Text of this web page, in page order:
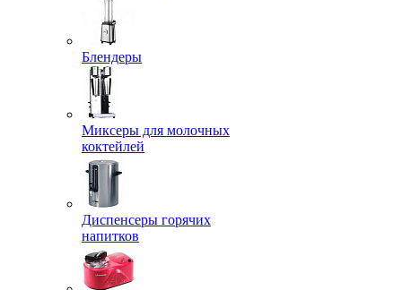
Блендеры
Миксеры для молочных
коктейлей
Диспенсеры горячих
напитков